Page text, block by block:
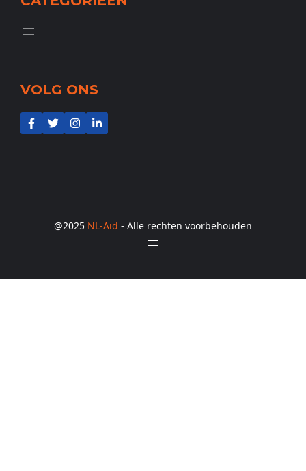
VOLG ONS
@2025 NL-Aid - Alle rechten voorbehouden